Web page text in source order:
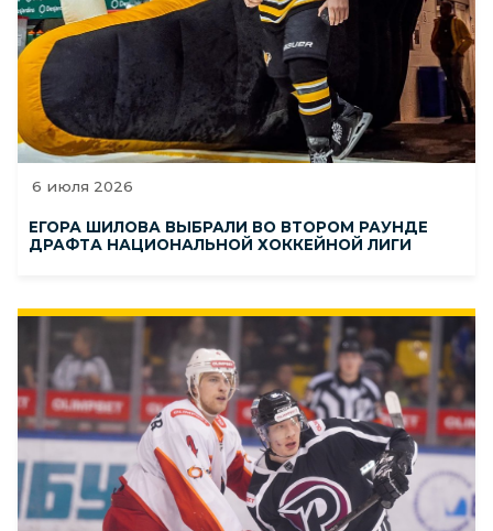
6 июля 2026
ЕГОРА ШИЛОВА ВЫБРАЛИ ВО ВТОРОМ РАУНДЕ
ДРАФТА НАЦИОНАЛЬНОЙ ХОККЕЙНОЙ ЛИГИ